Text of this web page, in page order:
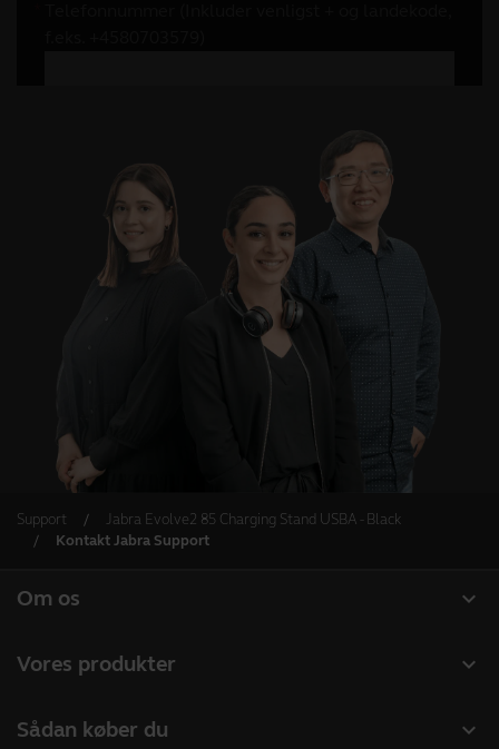
Support
Jabra Evolve2 85 Charging Stand USBA - Black
Kontakt Jabra Support
expand_more
Om os
Bæredygtighed
expand_more
Vores produkter
expand_more
Sådan køber du